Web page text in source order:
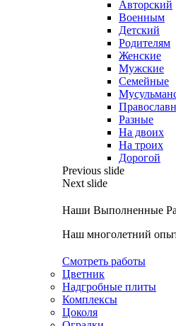
Авторский
Военным
Детский
Родителям
Женские
Мужские
Семейные
Разные
На двоих
На троих
Дорогой
Previous slide
Next slide
Наши Выполненные
Наш многолетний
Смотреть работы
Цветник
Надгробные плиты
Комплексы
Цоколя